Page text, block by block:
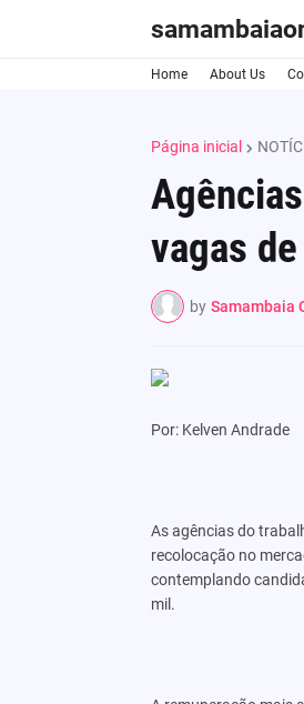
Home About Us
Página inicial
vagas
by Samambaia
Por: Kelven Andrade
As agências do
recolocação no
contemplando
mil.